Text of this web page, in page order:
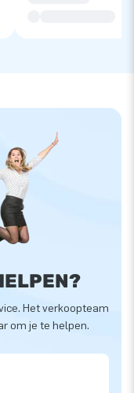
Het verkoopteam
om je te helpen.